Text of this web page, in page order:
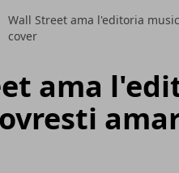
Wall Street ama l'editoria
cover
ama